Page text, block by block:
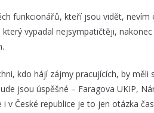
funkcionářů, kteří jsou vidět,
vypadal nejsympatičtěji,
kdo hájí zájmy pracujících, by měli
jsou úspěšné – Faragova UKIP,
v České republice je to jen otázka